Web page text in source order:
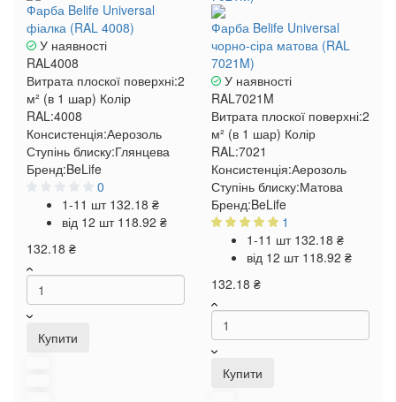
Фарба Belife Universal
фіалка (RAL 4008)
У наявності
RAL4008
Витрата плоскої поверхні:2
м² (в 1 шар) Колір
RAL:4008
Консистенція:Аерозоль
Ступінь блиску:Глянцева
Бренд:BeLife
0
1-11 шт 132.18 ₴
від 12 шт 118.92 ₴
132.18 ₴
Купити
Фарба Belife Universal
чорно-сіра матова (RAL
7021M)
У наявності
RAL7021M
Витрата плоскої поверхні:2
м² (в 1 шар) Колір
RAL:7021
Консистенція:Аерозоль
Ступінь блиску:Матова
Бренд:BeLife
1
1-11 шт 132.18 ₴
від 12 шт 118.92 ₴
132.18 ₴
Купити